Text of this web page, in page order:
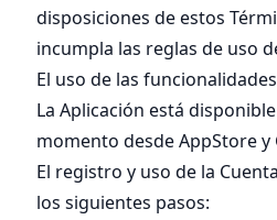
disposiciones de estos
incumpla las reglas de uso
El uso de las
La Aplicación está
momento desde AppStore y
El registro y uso de la
los siguientes pasos: